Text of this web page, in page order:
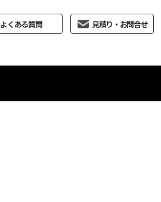
よくある質問 見積り・お問合せ